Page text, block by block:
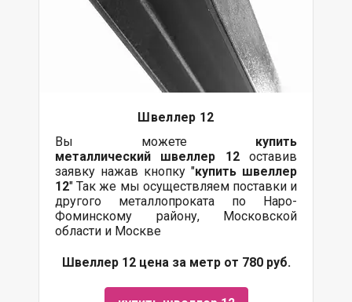
Швеллер 12
Вы можете купить
металлический швеллер 12оставив
заявку нажав кнопку "купить швеллер
12" Так же мы осуществляем поставки и
другого металлопроката по Наро-
Фоминскому району, Московской
области и Москве
Швеллер 12 цена за метр от 780 руб.